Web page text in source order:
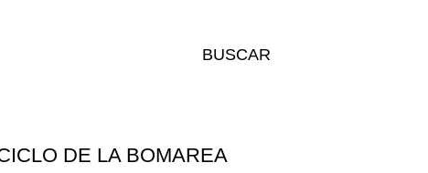
BUSCAR
DE LA BOMAREA